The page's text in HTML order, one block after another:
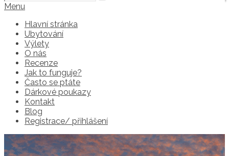
Menu
Hlavní stránka
Ubytování
Výlety
O nás
Recenze
Jak to funguje?
Často se ptáte
Dárkové poukazy
Kontakt
Blog
Registrace/ přihlášení